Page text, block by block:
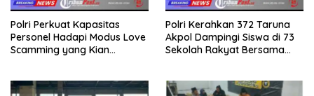
Polri Perkuat Kapasitas
Personel Hadapi Modus Love
Scamming yang Kian
Polri Kerahkan 372 Taruna
Akpol Dampingi Siswa di 73
Sekolah Rakyat Bersama